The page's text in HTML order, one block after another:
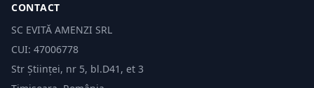
CONTACT
SC EVITĂ AMENZI SRL
CUI: 47006778
Str Științei, nr 5, bl.D41, et 3